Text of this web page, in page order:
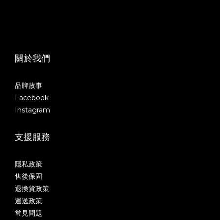
關於我們
品牌故事
Facebook
Instagram
支援服務
隱私政策
售後保固
退換貨政策
運送政策
常見問題